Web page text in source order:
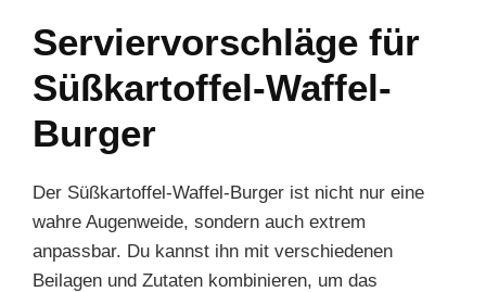
Serviervorschläge für
Süßkartoffel-Waffel-
Burger
Der Süßkartoffel-Waffel-Burger ist nicht nur eine
wahre Augenweide, sondern auch extrem
anpassbar. Du kannst ihn mit verschiedenen
Beilagen und Zutaten kombinieren, um das